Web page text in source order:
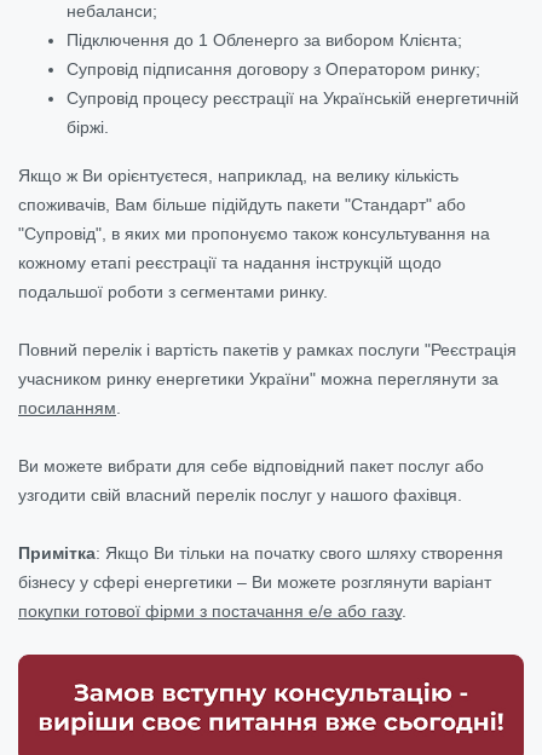
небаланси;
Підключення до 1 Обленерго за вибором Клієнта;
Супровід підписання договору з Оператором ринку;
Супровід процесу реєстрації на Українській енергетичній
біржі.
Якщо ж Ви орієнтуєтеся, наприклад, на велику кількість
споживачів, Вам більше підійдуть пакети "Стандарт" або
"Супровід", в яких ми пропонуємо також консультування на
кожному етапі реєстрації та надання інструкцій щодо
подальшої роботи з сегментами ринку.
Повний перелік і вартість пакетів у рамках послуги "Реєстрація
учасником ринку енергетики України" можна переглянути за
посиланням
Ви можете вибрати для себе відповідний пакет послуг або
узгодити свій власний перелік послуг у нашого фахівця.
Примітка: Якщо Ви тільки на початку свого шляху створення
бізнесу у сфері енергетики – Ви можете розглянути варіант
покупки готової фірми з постачання е/е або газу.